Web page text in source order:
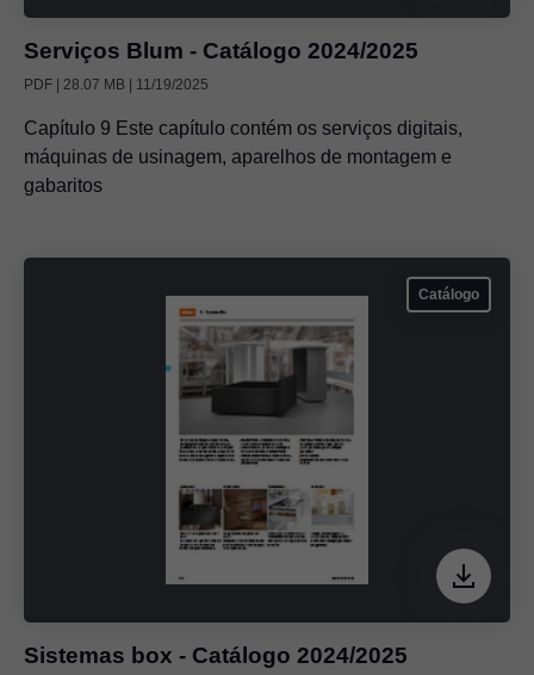
Serviços Blum - Catálogo 2024/2025
PDF | 28.07 MB | 11/19/2025
Capítulo 9 Este capítulo contém os serviços digitais,
máquinas de usinagem, aparelhos de montagem e
gabaritos
Catálogo
Sistemas box - Catálogo 2024/2025